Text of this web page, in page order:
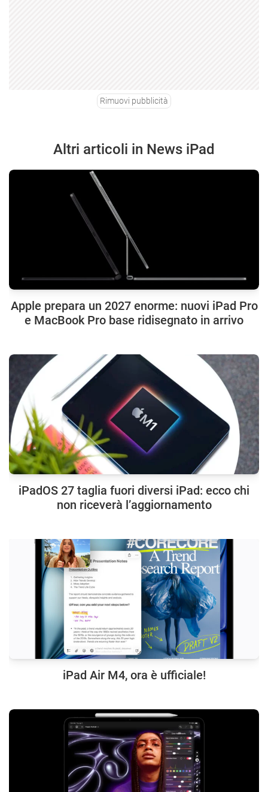
Rimuovi pubblicità
Altri articoli in News iPad
Apple prepara un 2027 enorme: nuovi iPad Pro
e MacBook Pro base ridisegnato in arrivo
iPadOS 27 taglia fuori diversi iPad: ecco chi
non riceverà l’aggiornamento
iPad Air M4, ora è ufficiale!